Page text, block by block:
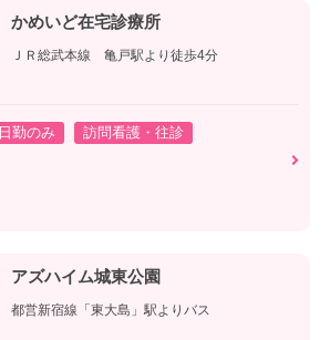
かめいど在宅診療所
ＪＲ総武本線 亀戸駅より徒歩4分
日勤のみ
訪問看護・往診
アズハイム城東公園
都営新宿線「東大島」駅よりバス